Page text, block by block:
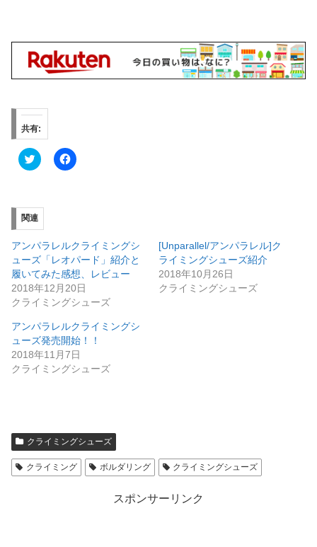
共有:
ク
リ
T
w
i
t
t
e
r
で
共
有
(
し
い
ウ
ィ
ン
ド
ウ
)
F
a
共
有
す
る
に
は
ク
リ
ク
し
て
く
だ
さ
ィ
ン
ド
ウ
で
開
関連
アンパラレルクライミングシ
ューズ「レオパード」紹介と
履いてみた感想、レビュー
2018年12月20日
クライミングシューズ
[Unparallel/アンパラレル]ク
ライミングシューズ紹介
2018年10月26日
クライミングシューズ
アンパラレルクライミングシ
ューズ発売開始！！
2018年11月7日
クライミングシューズ
クライミングシューズ
クライミング ボルダリング クライミングシューズ
スポンサーリンク